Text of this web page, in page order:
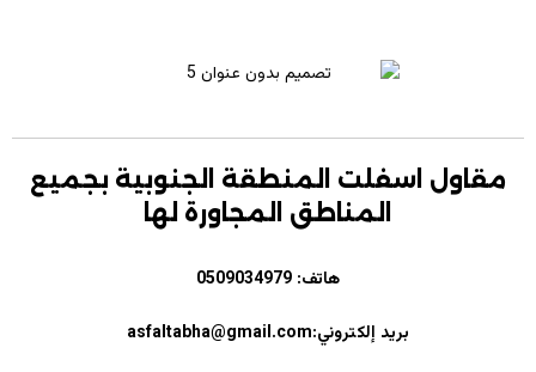
مقاول اسفلت المنطقة الجنوبية بجميع
المناطق المجاورة لها
هاتف: 0509034979
بريد إلكتروني:asfaltabha@gmail.com